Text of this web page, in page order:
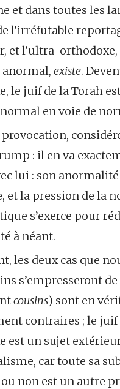
et dans toutes les
l’irréfutable
et l’ultra-
anormal, existe.
le juif de la Torah
en voie de
: il en va
lui : son
et la pression de la
s’exerce pour
à néant.
les deux cas que
s’empresseront
cousins) sont en
contraires ; le
est un sujet
car toute sa
ou non est un autre